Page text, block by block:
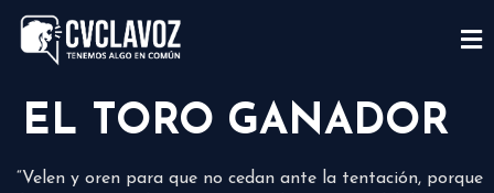
EL TORO GANADOR
“Velen y oren para que no cedan ante la tentación, porque